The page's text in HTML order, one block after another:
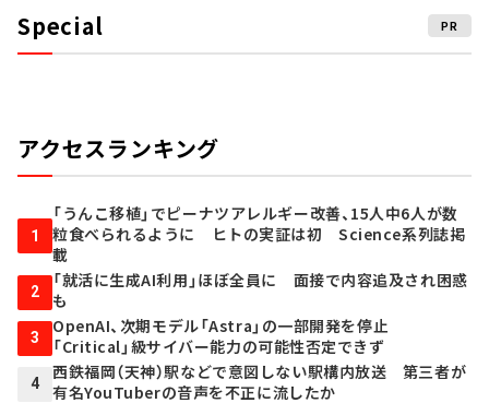
Special PR
アクセスランキング
1
「うんこ移植」でピーナツアレルギー改善、15人中6人が数
粒食べられるように ヒトの実証は初 Science系列誌掲
載
2
「就活に生成AI利用」ほぼ全員に 面接で内容追及され困惑
も
3
OpenAI、次期モデル「Astra」の一部開発を停止
「Critical」級サイバー能力の可能性否定できず
4
西鉄福岡（天神）駅などで意図しない駅構内放送 第三者が
有名YouTuberの音声を不正に流したか